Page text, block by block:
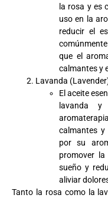
la rosa y es
uso en la
reducir el
que el
calmantes y
Lavanda
El aceite
lavanda
calmantes y
por su
promover la
sueño y
aliviar
Tanto la rosa como la